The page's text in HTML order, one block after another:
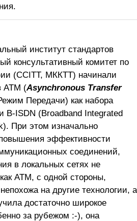
институт стандартов
консультативный комитет по
(CCITT, МККТТ) начинали
ATM (Asynchronous Transfer
Передачи) как набора
B-ISDN (Broadband Integrated
При этом изначально
эффективности
соединений,
в локальных сетях не
ATM, с одной стороны,
на другие технологии, а
достаточно широкое
за рубежом :-), она